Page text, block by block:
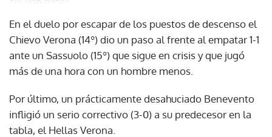
En el duelo por escapar de los puestos de descenso el
Chievo Verona (14º) dio un paso al frente al empatar 1-1
ante un Sassuolo (15º) que sigue en crisis y que jugó
más de una hora con un hombre menos.
Por último, un prácticamente desahuciado Benevento
infligió un serio correctivo (3-0) a su predecesor en la
tabla, el Hellas Verona.